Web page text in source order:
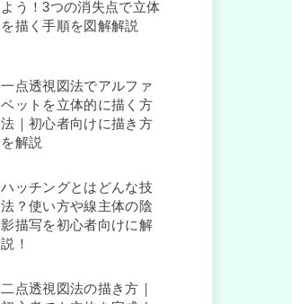
よう！3つの消失点で立体
を描く手順を図解解説
一点透視図法でアルファ
ベットを立体的に描く方
法｜初心者向けに描き方
を解説
ハッチングとはどんな技
法？使い方や線主体の陰
影描写を初心者向けに解
説！
二点透視図法の描き方｜